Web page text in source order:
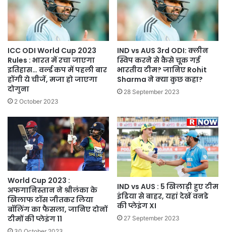
ICC ODI World Cup 2023
Rules : भारत में रचा जाएगा
इतिहास… वर्ल्ड कप में पहली बार
होंगी ये चीजें, मजा हो जाएगा
दोगुना
2 October 2023
IND vs AUS 3rd ODI: क्लीन
स्विप करने से कैसे चूक गई
भारतीय टीम? जानिए Rohit
Sharma ने क्या कुछ कहा?
28 September 2023
World Cup 2023 :
अफगानिस्तान ने श्रीलंका के
खिलाफ टॉस जीतकर लिया
बॉलिंग का फैसला, जानिए दोनों
टीमों की प्लेइंग 11
IND vs AUS : 5 खिलाड़ी हुए टीम
इंडिया से बाहर, यहां देखें वनडे
की प्लेइंग XI
27 September 2023